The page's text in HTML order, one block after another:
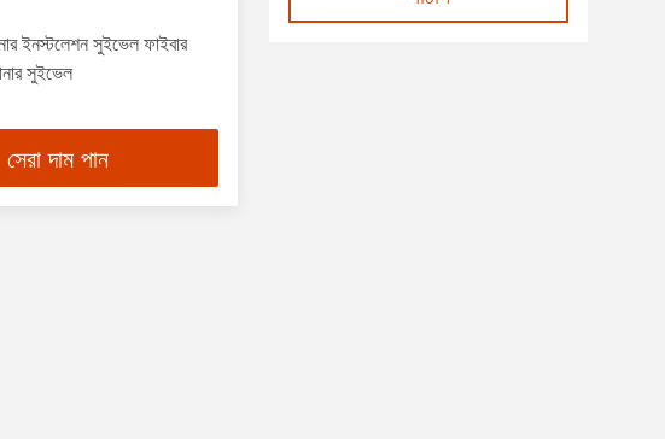
ইনস্টলেশন সুইভেল ফাইবার
সুইভেল
সেরা দাম পান